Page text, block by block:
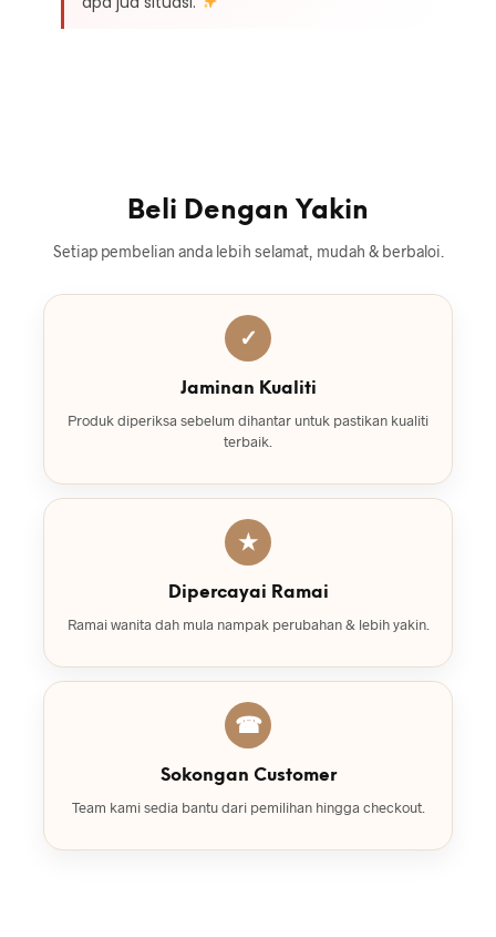
Beli Dengan Yakin
Setiap pembelian anda lebih selamat, mudah & berbaloi.
✓
Jaminan Kualiti
Produk diperiksa sebelum dihantar untuk pastikan kualiti
terbaik.
★
Dipercayai Ramai
Ramai wanita dah mula nampak perubahan & lebih yakin.
☎
Sokongan Customer
Team kami sedia bantu dari pemilihan hingga checkout.